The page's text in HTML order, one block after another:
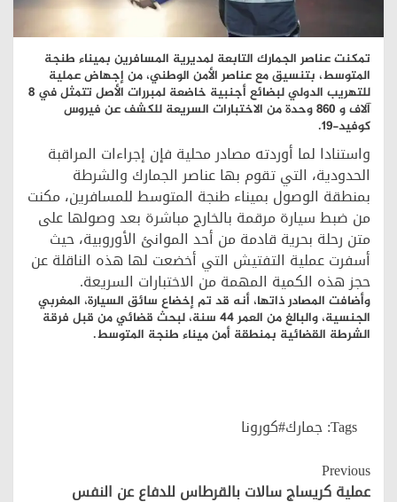
تمكنت عناصر الجمارك التابعة لمديرية المسافرين بميناء طنجة
المتوسط، بتنسيق مع عناصر الأمن الوطني، من إجهاض عملية
للتهريب الدولي لبضائع أجنبية خاضعة لمبررات الأصل تتمثل في 8
آلاف و 860 وحدة من الاختبارات السريعة للكشف عن فيروس
كوفيد-19.
واستنادا لما أوردته مصادر محلية فإن إجراءات المراقبة
الحدودية، التي تقوم بها عناصر الجمارك والشرطة
بمنطقة الوصول بميناء طنجة المتوسط للمسافرين، مكنت
من ضبط سيارة مرقمة بالخارج مباشرة بعد وصولها على
متن رحلة بحرية قادمة من أحد الموانئ الأوروبية، حيث
أسفرت عملية التفتيش التي أخضعت لها هذه الناقلة عن
حجز هذه الكمية المهمة من الاختبارات السريعة.
وأضافت المصادر ذاتها، أنه قد تم إخضاع سائق السيارة، المغربي
الجنسية، والبالغ من العمر 44 سنة، لبحث قضائي من قبل فرقة
الشرطة القضائية بمنطقة أمن ميناء طنجة المتوسط.
Tags: جمارك#كورونا
Continue
Reading
Previous
عملية كريساج سالات بالقرطاس للدفاع عن النفس